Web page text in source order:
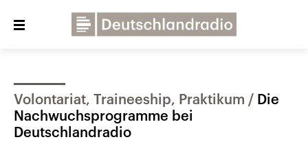
Close
Über uns Programme Presse
Dialog und Kontakt
Volontariat, Traineeship, Praktikum
Die
Nachwuchsprogramme bei
Deutschlandradio